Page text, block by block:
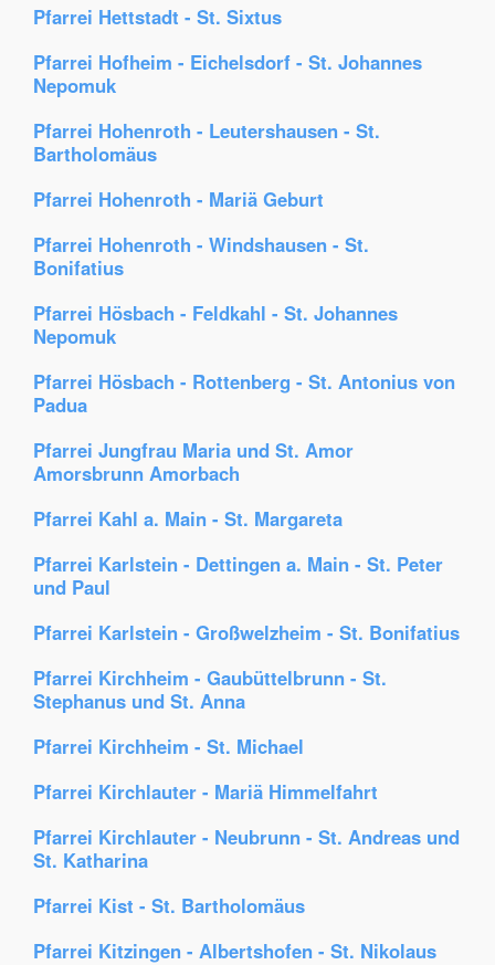
Pfarrei Hettstadt - St. Sixtus
Pfarrei Hofheim - Eichelsdorf - St. Johannes
Nepomuk
Pfarrei Hohenroth - Leutershausen - St.
Bartholomäus
Pfarrei Hohenroth - Mariä Geburt
Pfarrei Hohenroth - Windshausen - St.
Bonifatius
Pfarrei Hösbach - Feldkahl - St. Johannes
Nepomuk
Pfarrei Hösbach - Rottenberg - St. Antonius von
Padua
Pfarrei Jungfrau Maria und St. Amor
Amorsbrunn Amorbach
Pfarrei Kahl a. Main - St. Margareta
Pfarrei Karlstein - Dettingen a. Main - St. Peter
und Paul
Pfarrei Karlstein - Großwelzheim - St. Bonifatius
Pfarrei Kirchheim - Gaubüttelbrunn - St.
Stephanus und St. Anna
Pfarrei Kirchheim - St. Michael
Pfarrei Kirchlauter - Mariä Himmelfahrt
Pfarrei Kirchlauter - Neubrunn - St. Andreas und
St. Katharina
Pfarrei Kist - St. Bartholomäus
Pfarrei Kitzingen - Albertshofen - St. Nikolaus